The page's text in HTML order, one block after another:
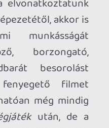
hogy a
robban
csörte, és
hullanak,
illő
előidéző
film is új